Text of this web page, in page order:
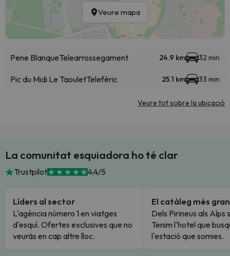
Veure mapa
Pene BlanqueTelearrossegament 24.9 km 32 min
Pic du Midi Le TaouletTelefèric 25.1 km 33 min
Veure tot sobre la ubicació
La comunitat esquiadora ho té clar
Trustpilot 4.4/5
Líders al sector
L'agència número 1 en viatges
d'esquí. Ofertes exclusives que no
veuràs en cap altre lloc.
El catàleg més gran
Dels Pirineus als Alps
Tenim l'hotel que
l'estació que somies.